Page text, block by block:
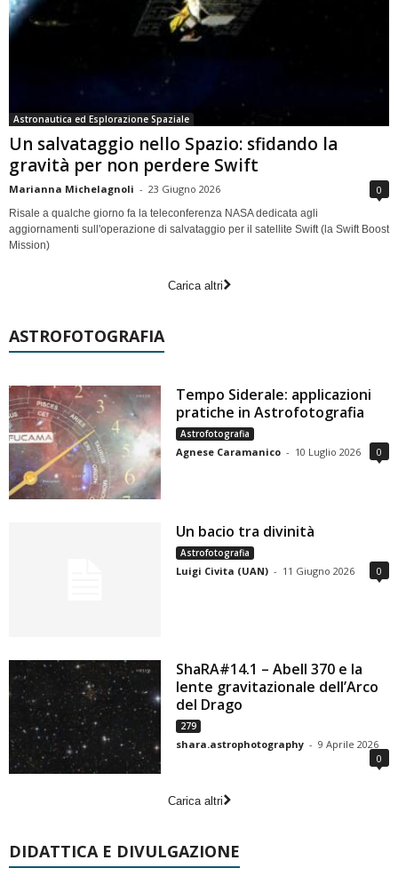
Astronautica ed Esplorazione Spaziale
Un salvataggio nello Spazio: sfidando la
gravità per non perdere Swift
Marianna Michelagnoli - 23 Giugno 2026 0
Risale a qualche giorno fa la teleconferenza NASA dedicata agli
aggiornamenti sull'operazione di salvataggio per il satellite Swift (la Swift Boost
Mission)
Carica altri
ASTROFOTOGRAFIA
Tempo Siderale: applicazioni
pratiche in Astrofotografia
Astrofotografia
Agnese Caramanico - 10 Luglio 2026 0
Un bacio tra divinità
Astrofotografia
Luigi Civita (UAN) - 11 Giugno 2026 0
ShaRA#14.1 – Abell 370 e la
lente gravitazionale dell’Arco
del Drago
279
shara.astrophotography - 9 Aprile 2026
0
Carica altri
DIDATTICA E DIVULGAZIONE